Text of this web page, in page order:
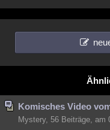
Komisches Video
Mystery, 56 Beiträge, am